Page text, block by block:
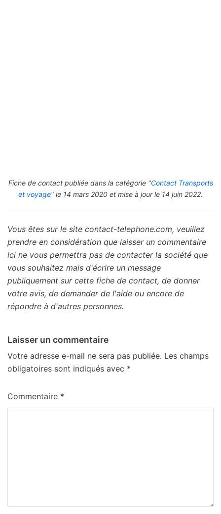
Fiche de contact publiée dans la catégorie "Contact Transports
et voyage" le 14 mars 2020 et mise à jour le 14 juin 2022.
Vous êtes sur le site contact-telephone.com, veuillez
prendre en considération que laisser un commentaire
ici ne vous permettra pas de contacter la société que
vous souhaitez mais d'écrire un message
publiquement sur cette fiche de contact, de donner
votre avis, de demander de l'aide ou encore de
répondre à d'autres personnes.
Laisser un commentaire
Votre adresse e-mail ne sera pas publiée. Les champs
obligatoires sont indiqués avec *
Commentaire *